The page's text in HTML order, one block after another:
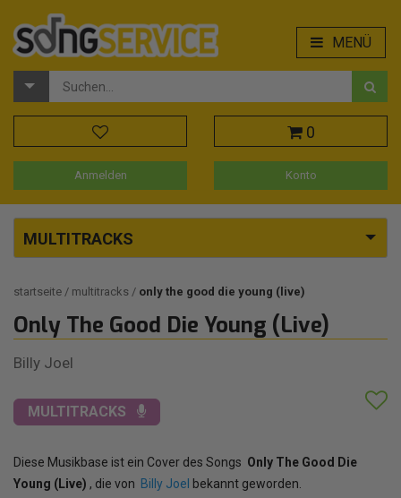
MENÜ
0
Anmelden Konto
MULTITRACKS
startseite multitracks only the good die young (live)
Only The Good Die Young (Live)
Billy Joel
MULTITRACKS
Diese Musikbase ist ein Cover des Songs Only The Good Die
Young (Live) , die von Billy Joel bekannt geworden.